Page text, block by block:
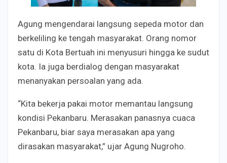
Agung mengendarai langsung sepeda motor dan
berkeliling ke tengah masyarakat. Orang nomor
satu di Kota Bertuah ini menyusuri hingga ke sudut
kota. Ia juga berdialog dengan masyarakat
menanyakan persoalan yang ada.
“Kita bekerja pakai motor memantau langsung
kondisi Pekanbaru. Merasakan panasnya cuaca
Pekanbaru, biar saya merasakan apa yang
dirasakan masyarakat,” ujar Agung Nugroho.